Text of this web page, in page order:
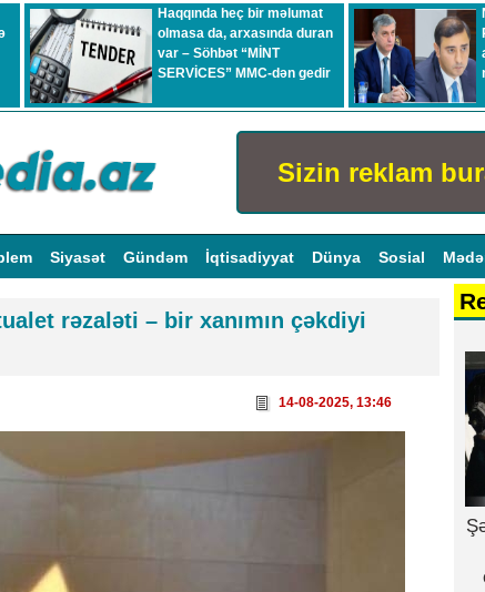
Haqqında heç bir məlumat
olmasa da, arxasında duran
var – Söhbət “MİNT
SERVİCES” MMC-dən gedir
Sizin reklam
Siyasət Gündəm İqtisadiyyat Dünya Sosial
rəzaləti – bir xanımın çəkdiyi
14-08-2025, 13:46